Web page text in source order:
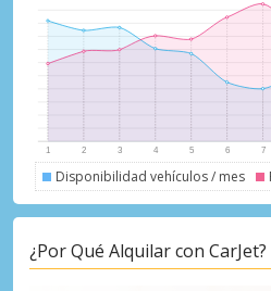
Disponibilidad vehículos / mes
¿Por Qué Alquilar con CarJet?
Descuentos
Accede a ofertas